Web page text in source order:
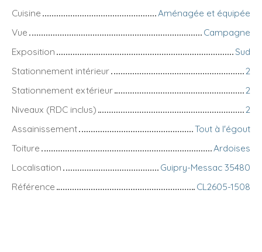
Cuisine
Aménagée et équipée
Vue
Campagne
Exposition
Sud
Stationnement intérieur
2
Stationnement extérieur
2
Niveaux (RDC inclus)
2
Assainissement
Tout à l'égout
Toiture
Ardoises
Localisation
Guipry-Messac 35480
Référence
CL2605-1508